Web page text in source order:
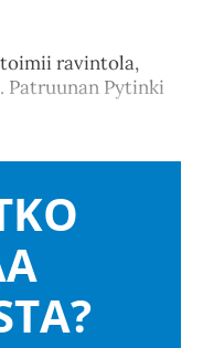
toimii ravintola,
Pytinki